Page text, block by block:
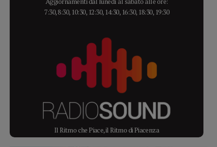
7:30, 8:30, 10:30, 12:30, 14:30, 16:30, 18:30, 19:30
Il Ritmo che Piace, il Ritmo di Piacenza